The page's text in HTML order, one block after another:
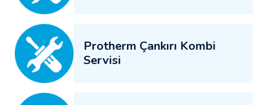
Protherm Çankırı Kombi
Servisi